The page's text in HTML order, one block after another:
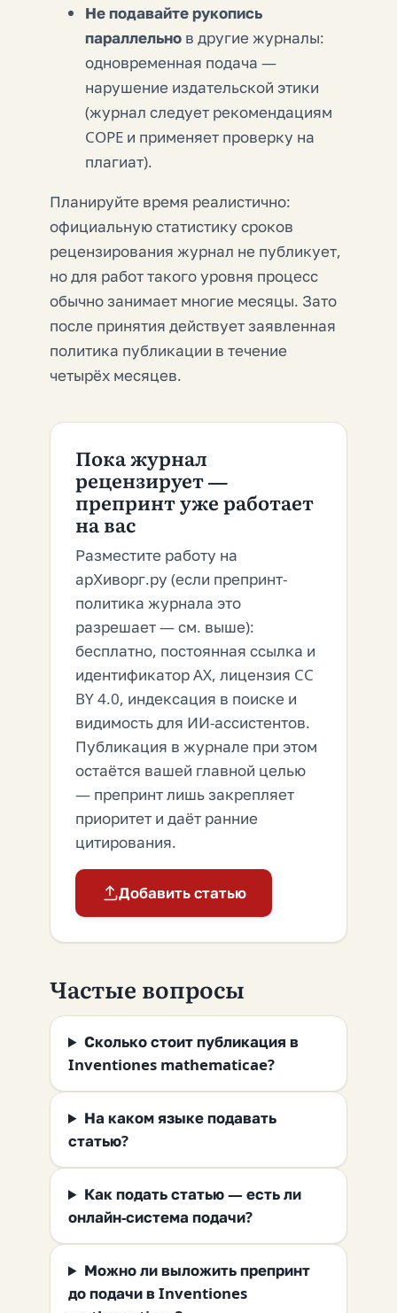
Не подавайте рукопись
параллельно в другие журналы:
одновременная подача —
нарушение издательской этики
(журнал следует рекомендациям
COPE и применяет проверку на
плагиат).
Планируйте время реалистично:
официальную статистику сроков
рецензирования журнал не публикует,
но для работ такого уровня процесс
обычно занимает многие месяцы. Зато
после принятия действует заявленная
политика публикации в течение
четырёх месяцев.
Пока журнал
рецензирует —
препринт уже работает
на вас
Разместите работу на
арХиворг.ру (если препринт-
политика журнала это
разрешает — см. выше):
бесплатно, постоянная ссылка и
идентификатор AX, лицензия CC
BY 4.0, индексация в поиске и
видимость для ИИ-ассистентов.
Публикация в журнале при этом
остаётся вашей главной целью
— препринт лишь закрепляет
приоритет и даёт ранние
цитирования.
Добавить статью
Частые вопросы
Сколько стоит публикация в
Inventiones mathematicae?
На каком языке подавать
статью?
Как подать статью — есть ли
онлайн-система подачи?
Можно ли выложить препринт
до подачи в Inventiones